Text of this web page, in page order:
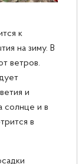
к
на зиму. В
ветров.
и
солнце и в
в